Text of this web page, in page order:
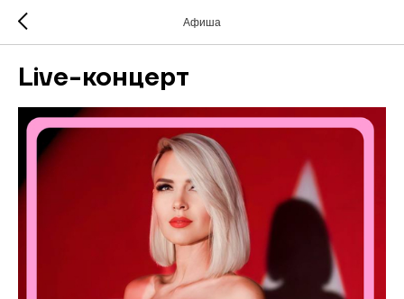
Афиша
Live-концерт